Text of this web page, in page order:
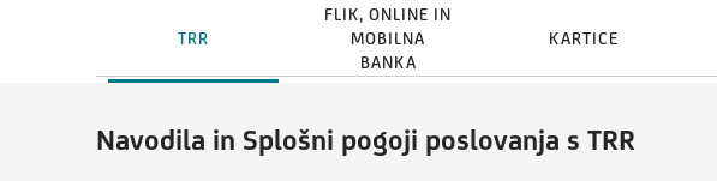
TRR
FLIK, ONLINE IN
MOBILNA
BANKA
KARTICE
Navodila in Splošni pogoji poslovanja s TRR